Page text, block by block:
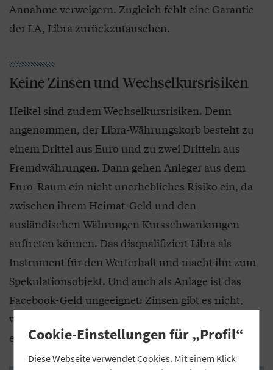
Annahme verweigern. Zugleich fehlt eine Garantie
der LA, Libra zurückzutauschen.
Keine Zinsen und Wechselkursrisiken
Heikel sind zudem Wechselkursrisiken. Denn
angenommen, der Libra-Währungskorb besteht zu
einem Drittel aus Euro und zu zwei Dritteln aus
Fremdwährungen. Dann gehen Anleger aus dem
Euro-Raum ein nicht unerhebliches Risiko ein, da
zwischen ihrem Heimat-Geld und den
ausländischen Währungen Kursschwankungen
auftreten können. Das disqualifiziert Libra als
Instrument für den Werterhalt und macht ihn zum
Spekulationsobjekt. Und auch als Anlage ist das
Facebook-Geld ungeeignet: Zinsen gibt es nicht,
weil die LA Erträge aus ihren Anlagen selbst
einstreicht.
Cookie-Einstellungen für „Profil“
Diese Webseite verwendet Cookies. Mit einem Klick